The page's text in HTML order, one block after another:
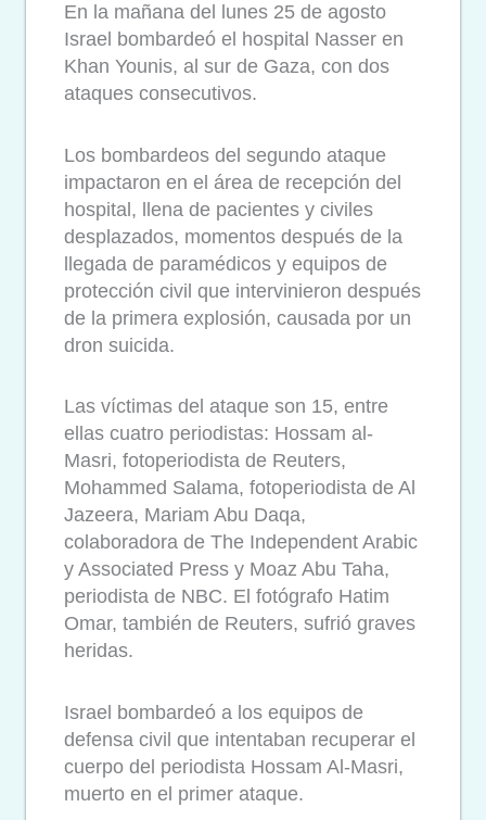
En la mañana del lunes 25 de agosto
Israel bombardeó el hospital Nasser en
Khan Younis, al sur de Gaza, con dos
ataques consecutivos.
Los bombardeos del segundo ataque
impactaron en el área de recepción del
hospital, llena de pacientes y civiles
desplazados, momentos después de la
llegada de paramédicos y equipos de
protección civil que intervinieron después
de la primera explosión, causada por un
dron suicida.
Las víctimas del ataque son 15, entre
ellas cuatro periodistas: Hossam al-
Masri, fotoperiodista de Reuters,
Mohammed Salama, fotoperiodista de Al
Jazeera, Mariam Abu Daqa,
colaboradora de The Independent Arabic
y Associated Press y Moaz Abu Taha,
periodista de NBC. El fotógrafo Hatim
Omar, también de Reuters, sufrió graves
heridas.
Israel bombardeó a los equipos de
defensa civil que intentaban recuperar el
cuerpo del periodista Hossam Al-Masri,
muerto en el primer ataque.